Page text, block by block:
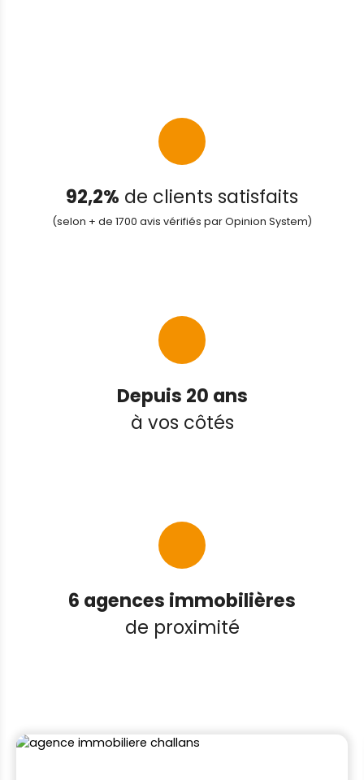
92,2% de clients satisfaits
(selon + de 1700 avis vérifiés par Opinion System)
Depuis 20 ans
à vos côtés
6 agences immobilières
de proximité